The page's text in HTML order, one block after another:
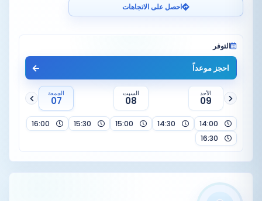
احصل على الاتجاهات
التوفر
احجز موعداً
الأحد
09
السبت
08
الجمعة
07